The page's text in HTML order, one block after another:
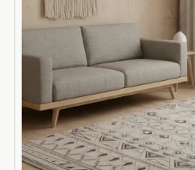
صفحه
محصول
انتخاب
شوند